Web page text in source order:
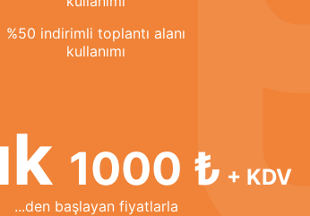
%50 indirimli toplantı alanı
kullanımı
1000 ₺ + KDV
...den başlayan fiyatlarla